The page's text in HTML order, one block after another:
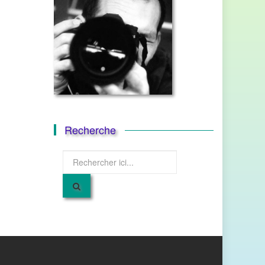
Recherche
pour